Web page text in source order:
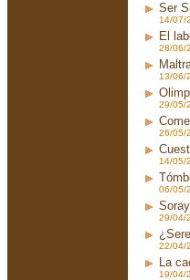
Ser
14/07/
El
28/06/
13/06/
29/05/
26/05/
14/05/
06/05/
29/04/
22/04/
La
19/04/